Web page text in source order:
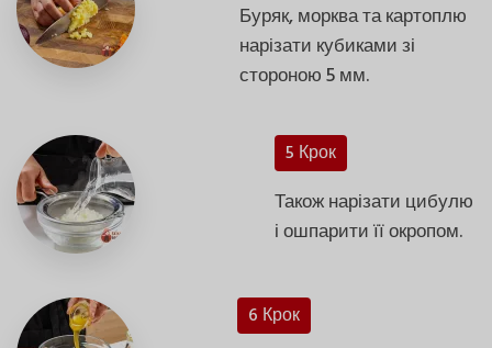
Буряк, морква та картоплю
нарізати кубиками зі
стороною 5 мм.
5 Крок
Також нарізати цибулю
і ошпарити її окропом.
6 Крок